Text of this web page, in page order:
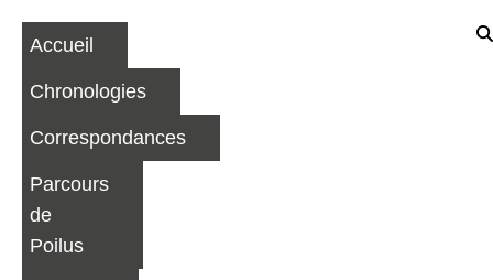
Accueil
Chronologies
Correspondances
Parcours
de
Poilus